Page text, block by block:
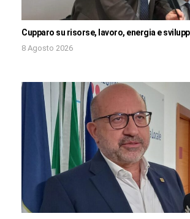
Cupparo su risorse, lavoro, energia e
8 Agosto 2026